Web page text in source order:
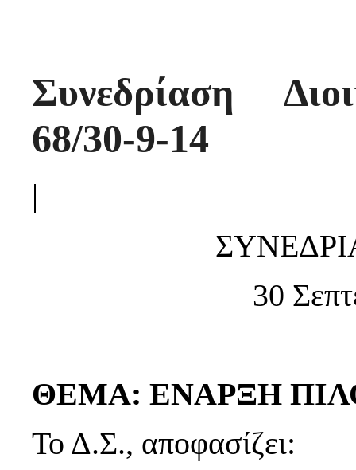
Συνεδρίαση
68/30-9-14
|
30
ΘΕΜΑ: ΕΝΑΡΞΗ
Το Δ.Σ., αποφασίζει: